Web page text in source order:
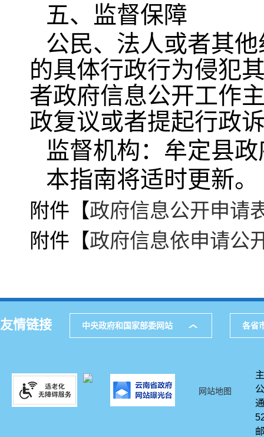
五、监督保障
公民、法人或者其
的具体行政行为侵犯
者政府信息公开工作
政复议或者提起行政
监督机构：牟定县
本指南将适时更新。
附件【政府信息公开申请
附件【政府信息依申请公
友情链接 中央政府和国家部委网站 各省
网站地图